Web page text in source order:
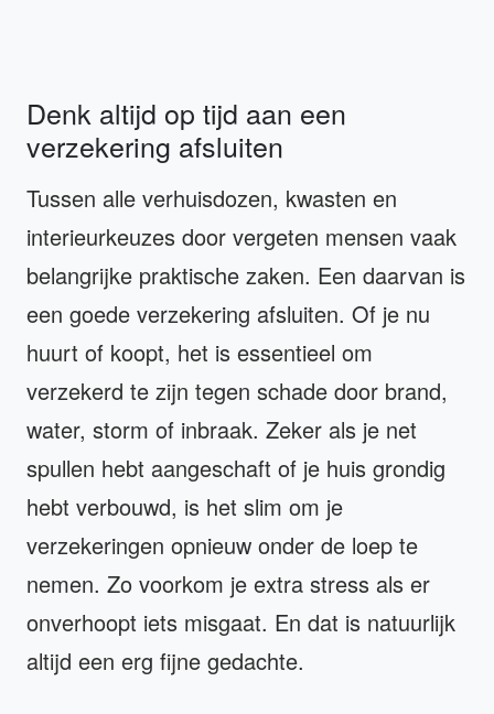
Denk altijd op tijd aan een
verzekering afsluiten
Tussen alle verhuisdozen, kwasten en
interieurkeuzes door vergeten mensen vaak
belangrijke praktische zaken. Een daarvan is
een goede verzekering afsluiten. Of je nu
huurt of koopt, het is essentieel om
verzekerd te zijn tegen schade door brand,
water, storm of inbraak. Zeker als je net
spullen hebt aangeschaft of je huis grondig
hebt verbouwd, is het slim om je
verzekeringen opnieuw onder de loep te
nemen. Zo voorkom je extra stress als er
onverhoopt iets misgaat. En dat is natuurlijk
altijd een erg fijne gedachte.